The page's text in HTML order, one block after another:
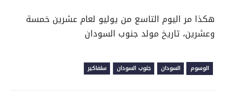
هكذا مر اليوم التاسع من يوليو لعام عشرين خمسة
وعشرين، تاريخ مولد جنوب السودان
الوسوم السودان جنوب السودان سلفاكير